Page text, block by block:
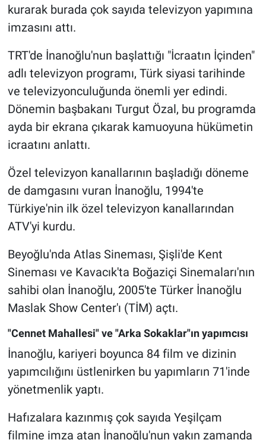
kurarak burada çok sayıda televizyon yapımına
imzasını attı.
TRT'de İnanoğlu'nun başlattığı "İcraatın İçinden"
adlı televizyon programı, Türk siyasi tarihinde
ve televizyonculuğunda önemli yer edindi.
Dönemin başbakanı Turgut Özal, bu programda
ayda bir ekrana çıkarak kamuoyuna hükümetin
icraatını anlattı.
Özel televizyon kanallarının başladığı döneme
de damgasını vuran İnanoğlu, 1994'te
Türkiye'nin ilk özel televizyon kanallarından
ATV'yi kurdu.
Beyoğlu'nda Atlas Sineması, Şişli'de Kent
Sineması ve Kavacık'ta Boğaziçi Sinemaları'nın
sahibi olan İnanoğlu, 2005'te Türker İnanoğlu
Maslak Show Center'ı (TİM) açtı.
"Cennet Mahallesi" ve "Arka Sokaklar"ın yapımcısı
İnanoğlu, kariyeri boyunca 84 film ve dizinin
yapımcılığını üstlenirken bu yapımların 71'inde
yönetmenlik yaptı.
Hafızalara kazınmış çok sayıda Yeşilçam
filmine imza atan İnanoğlu'nun yakın zamanda